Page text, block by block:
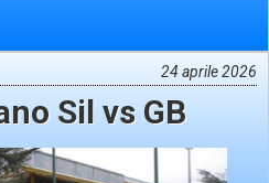
24 aprile 2026
Sil vs GB